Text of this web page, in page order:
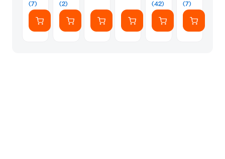
(7) (2) (42) (7)